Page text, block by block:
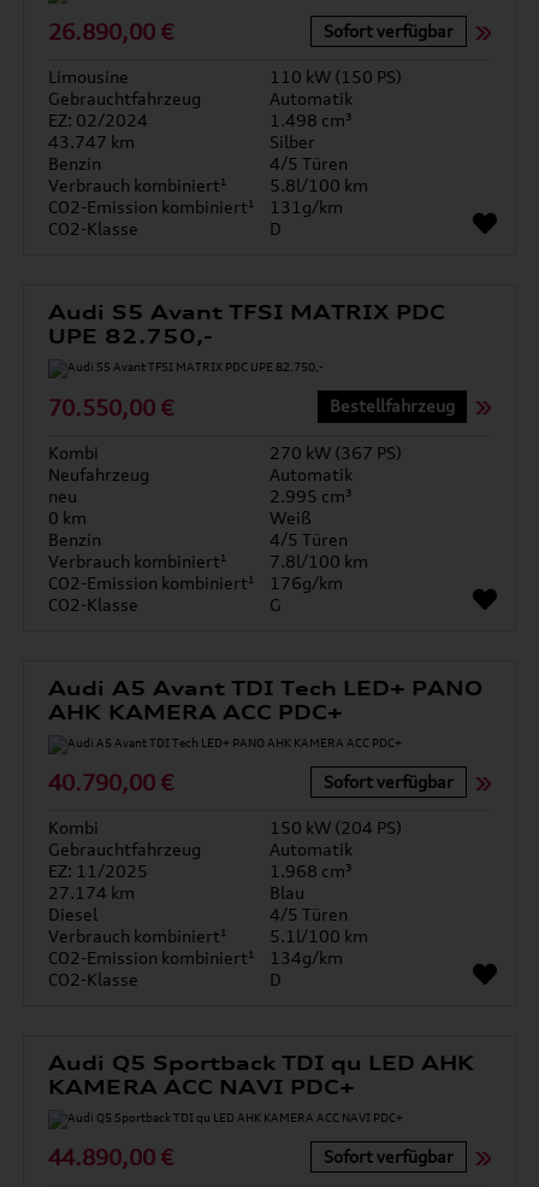
26.890,00 € Sofort verfügbar
Limousine
110 kW (150 PS)
Gebrauchtfahrzeug
Automatik
EZ: 02/2024
1.498 cm³
43.747 km
Silber
Benzin
4/5 Türen
Verbrauch kombiniert¹
5.8l/100 km
CO2-Emission kombiniert¹
131g/km
CO2-Klasse
D
Audi S5 Avant TFSI MATRIX PDC
UPE 82.750,-
70.550,00 € Bestellfahrzeug
Kombi
270 kW (367 PS)
Neufahrzeug
Automatik
neu
2.995 cm³
0 km
Weiß
Benzin
4/5 Türen
Verbrauch kombiniert¹
7.8l/100 km
CO2-Emission kombiniert¹
176g/km
CO2-Klasse
G
Audi A5 Avant TDI Tech LED+ PANO
AHK KAMERA ACC PDC+
40.790,00 € Sofort verfügbar
Kombi
150 kW (204 PS)
Gebrauchtfahrzeug
Automatik
EZ: 11/2025
1.968 cm³
27.174 km
Blau
Diesel
4/5 Türen
Verbrauch kombiniert¹
5.1l/100 km
CO2-Emission kombiniert¹
134g/km
CO2-Klasse
D
Audi Q5 Sportback TDI qu LED AHK
KAMERA ACC NAVI PDC+
44.890,00 € Sofort verfügbar